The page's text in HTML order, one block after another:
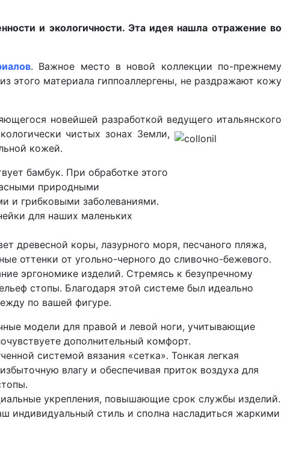
и экологичности. Эта идея нашла отражение во
. Важное место в новой коллекции по-прежнему
этого материала гиппоаллергены, не раздражают кожу
новейшей разработкой ведущего итальянского
чистых зонах Земли,
кожей.
бамбук. При обработке этого
природными
и грибковыми заболеваниями.
для наших маленьких
древесной коры, лазурного моря, песчаного пляжа,
оттенки от угольно-черного до сливочно-бежевого.
эргономике изделий. Стремясь к безупречному
стопы. Благодаря этой системе был идеально
по вашей фигуре.
модели для правой и левой ноги, учитывающие
дополнительный комфорт.
системой вязания «сетка». Тонкая легкая
влагу и обеспечивая приток воздуха для
укрепления, повышающие срок службы изделий.
индивидуальный стиль и сполна насладиться жаркими